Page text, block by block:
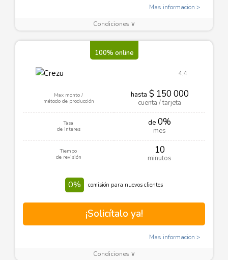
Mas informacion
Condiciones ∨
100% online
4.4
Max monto /
método de producción
hasta $ 150 000
cuenta / tarjeta
Tasa
de interes
de 0%
mes
Tiempo
de revisión
10
minutos
0% comisión para nuevos clientes
¡Solicítalo ya!
Mas informacion
Condiciones ∨